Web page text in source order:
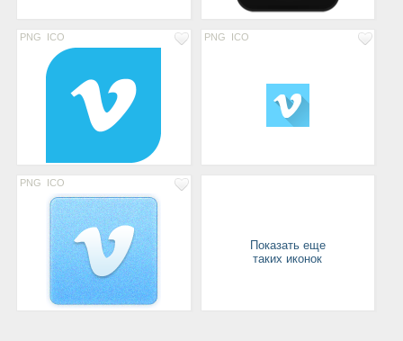
PNG ICO PNG ICO
PNG ICO
Показать еще
таких иконок